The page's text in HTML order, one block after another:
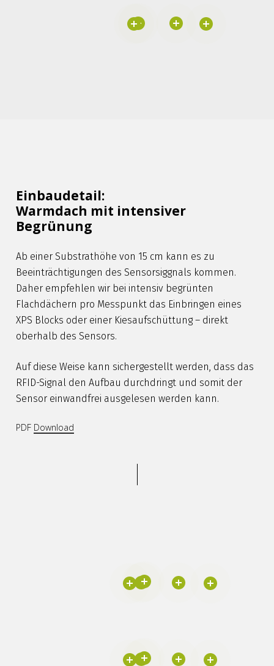
Einbaudetail:
Warmdach mit intensiver
Begrünung
Ab einer Substrathöhe von 15 cm kann es zu
Beeinträchtigungen des Sensorsiggnals kommen.
Daher empfehlen wir bei intensiv begrünten
Flachdächern pro Messpunkt das Einbringen eines
XPS Blocks oder einer Kiesaufschüttung – direkt
oberhalb des Sensors.
Auf diese Weise kann sichergestellt werden, dass das
RFID-Signal den Aufbau durchdringt und somit der
Sensor einwandfrei ausgelesen werden kann.
PDF Download